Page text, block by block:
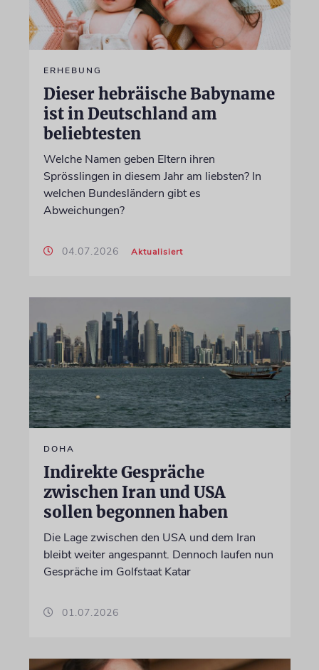
ERHEBUNG
Dieser hebräische Babyname
ist in Deutschland am
beliebtesten
Welche Namen geben Eltern ihren
Sprösslingen in diesem Jahr am liebsten? In
welchen Bundesländern gibt es
Abweichungen?
04.07.2026 Aktualisiert
DOHA
Indirekte Gespräche
zwischen Iran und USA
sollen begonnen haben
Die Lage zwischen den USA und dem Iran
bleibt weiter angespannt. Dennoch laufen nun
Gespräche im Golfstaat Katar
01.07.2026